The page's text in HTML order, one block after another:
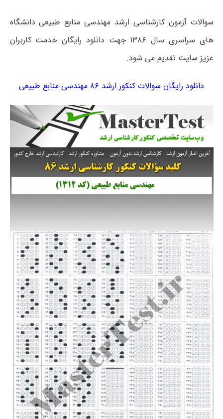
سوالات آزمون کارشناسی ارشد مهندسی منابع طبیعی دانشگاه
های سراسری سال ۱۳۸۶ جهت دانلود رایگان خدمت کاربران
عزیز سایت تقدیم می شود.
دانلود رایگان سوالات کنکور ارشد ۸۶ مهندسی منابع طبیعی